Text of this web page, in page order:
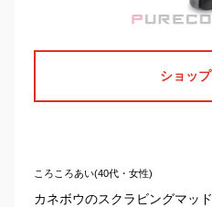
ショッ
ころころあい(40代・女性)
カネボウのスクラビングマッ